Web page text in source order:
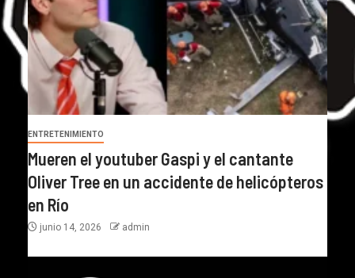
ENTRETENIMIENTO
Mueren el youtuber Gaspi y el cantante
Oliver Tree en un accidente de helicópteros
en Río
junio 14, 2026 admin